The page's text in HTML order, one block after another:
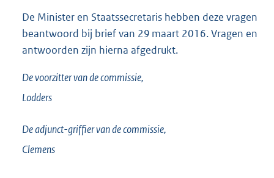
De Minister en Staatssecretaris hebben deze vragen
beantwoord bij brief van 29 maart 2016. Vragen en
antwoorden zijn hierna afgedrukt.
De voorzitter van de commissie,
Lodders
De adjunct-griffier van de commissie,
Clemens